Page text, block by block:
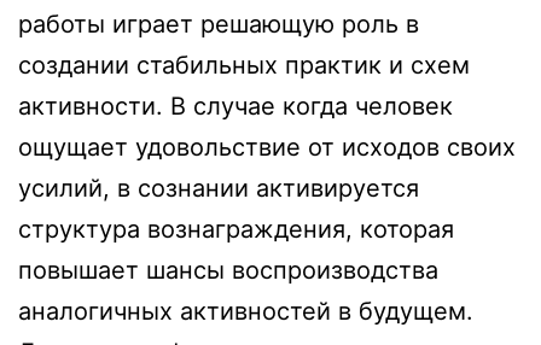
работы играет решающую роль в
создании стабильных практик и схем
активности. В случае когда человек
ощущает удовольствие от исходов своих
усилий, в сознании активируется
структура вознаграждения, которая
повышает шансы воспроизводства
аналогичных активностей в будущем.